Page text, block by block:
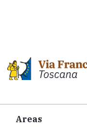
Areas